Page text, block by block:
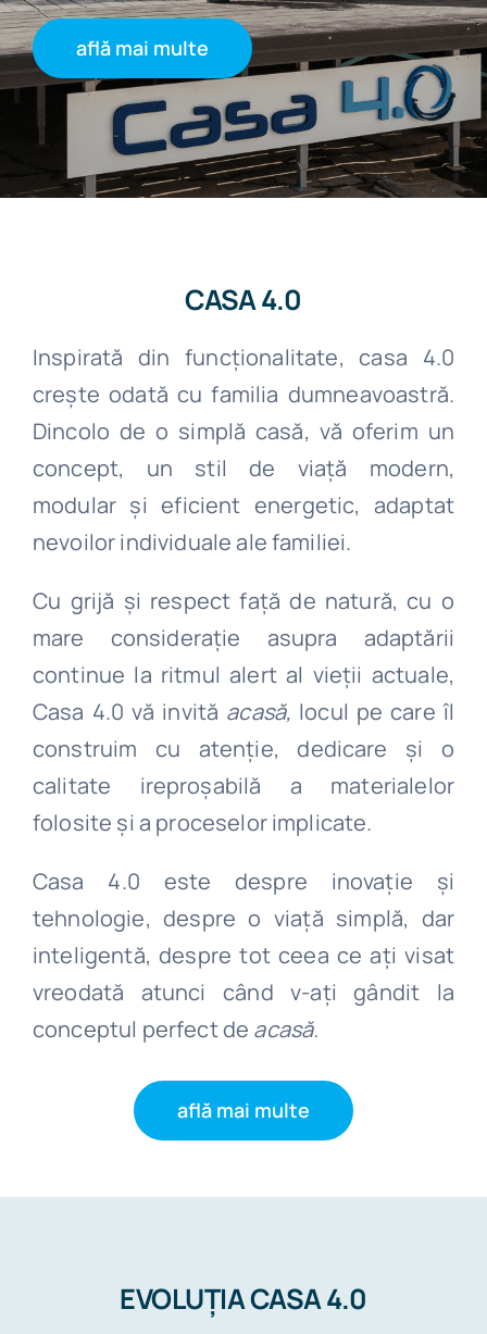
află mai multe
CASA 4.0
Inspirată din funcționalitate, casa 4.0
crește odată cu familia dumneavoastră.
Dincolo de o simplă casă, vă oferim un
concept, un stil de viață modern,
modular și eficient energetic, adaptat
nevoilor individuale ale familiei.
Cu grijă și respect față de natură, cu o
mare considerație asupra adaptării
continue la ritmul alert al vieții actuale,
Casa 4.0 vă invită acasă, locul pe care îl
construim cu atenție, dedicare și o
calitate ireproșabilă a materialelor
folosite și a proceselor implicate.
Casa 4.0 este despre inovație și
tehnologie, despre o viață simplă, dar
inteligentă, despre tot ceea ce ați visat
vreodată atunci când v-ați gândit la
conceptul perfect de acasă.
află mai multe
EVOLUȚIA CASA 4.0